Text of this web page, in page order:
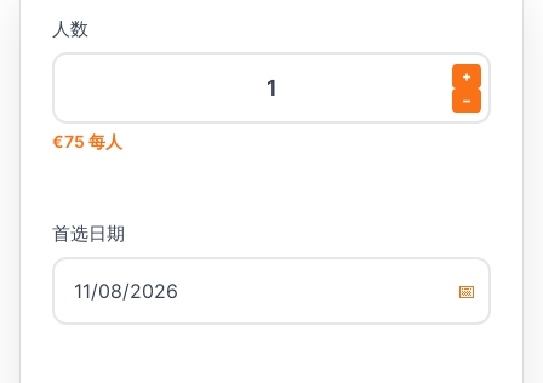
人数
+
−
€75 每人
首选日期
📅